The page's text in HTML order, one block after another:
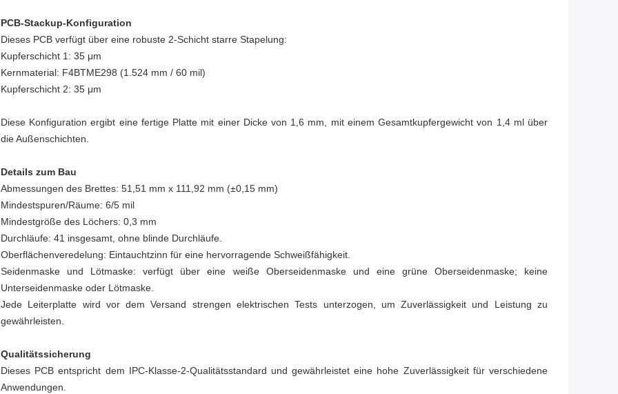
PCB-Stackup-Konfiguration
Dieses PCB verfügt über eine robuste 2-Schicht starre Stapelung:
Kupferschicht 1: 35 μm
Kernmaterial: F4BTME298 (1.524 mm / 60 mil)
Kupferschicht 2: 35 μm
Diese Konfiguration ergibt eine fertige Platte mit einer Dicke von 1,6 mm, mit einem Gesamtkupfergewicht von 1,4 ml über
die Außenschichten.
Details zum Bau
Abmessungen des Brettes: 51,51 mm x 111,92 mm (±0,15 mm)
Mindestspuren/Räume: 6/5 mil
Mindestgröße des Löchers: 0,3 mm
Durchläufe: 41 insgesamt, ohne blinde Durchläufe.
Oberflächenveredelung: Eintauchtzinn für eine hervorragende Schweißfähigkeit.
Seidenmaske und Lötmaske: verfügt über eine weiße Oberseidenmaske und eine grüne Oberseidenmaske; keine
Unterseidenmaske oder Lötmaske.
Jede Leiterplatte wird vor dem Versand strengen elektrischen Tests unterzogen, um Zuverlässigkeit und Leistung zu
gewährleisten.
Qualitätssicherung
Dieses PCB entspricht dem IPC-Klasse-2-Qualitätsstandard und gewährleistet eine hohe Zuverlässigkeit für verschiedene
Anwendungen.